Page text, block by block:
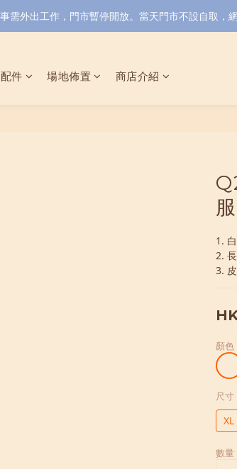
需外出工作，門市暫停開放。當天門市不設自取，
件 場地佈置 商店介紹
1.
2.
3.
顏色
尺寸
數量